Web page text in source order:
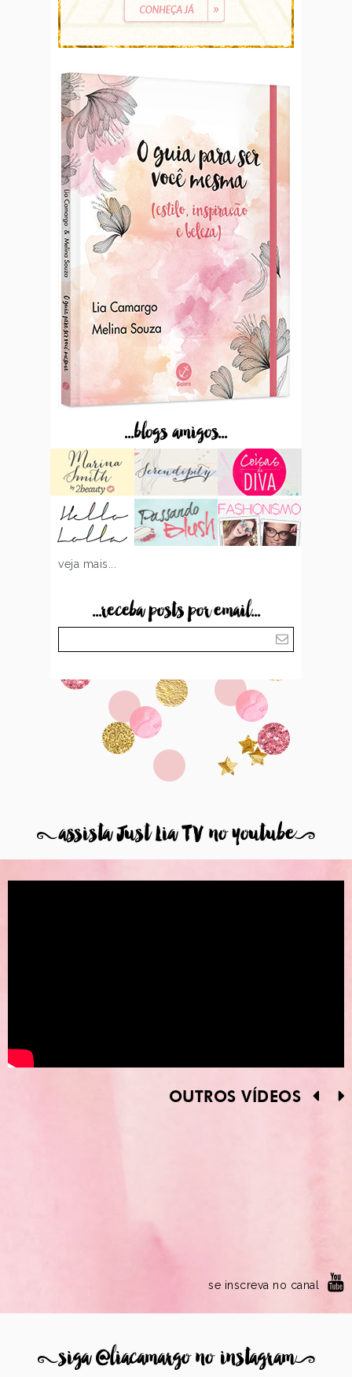
...blogs amigos...
veja mais...
...receba posts por email...
8assista Just Lia TV no youtube9
OUTROS VÍDEOS
se inscreva no canal
8siga @liacamargo no instagram9